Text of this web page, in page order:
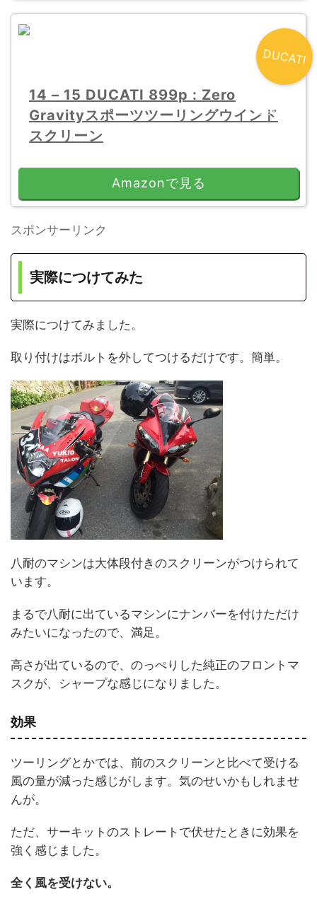
14 – 15 DUCATI 899p : Zero
Gravityスポーツツーリングウインド
スクリーン
Amazonで見る
D
U
C
ATI
899用
スポンサーリンク
実際につけてみた
実際につけてみました。
取り付けはボルトを外してつけるだけです。簡単。
八耐のマシンは大体段付きのスクリーンがつけられて
います。
まるで八耐に出ているマシンにナンバーを付けただけ
みたいになったので、満足。
高さが出ているので、のっぺりした純正のフロントマ
スクが、シャープな感じになりました。
効果
ツーリングとかでは、前のスクリーンと比べて受ける
風の量が減った感じがします。気のせいかもしれませ
んが。
ただ、サーキットのストレートで伏せたときに効果を
強く感じました。
全く風を受けない。